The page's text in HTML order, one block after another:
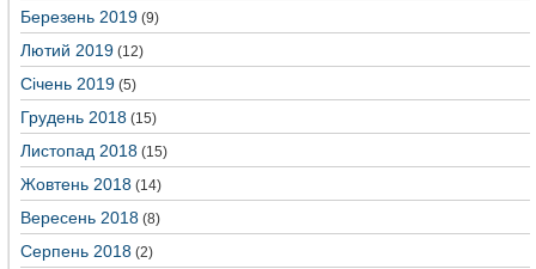
Березень 2019 (9)
Лютий 2019 (12)
Січень 2019 (5)
Грудень 2018 (15)
Листопад 2018 (15)
Жовтень 2018 (14)
Вересень 2018 (8)
Серпень 2018 (2)